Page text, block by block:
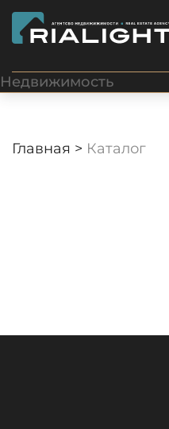
Недвижимость
Главная > Каталог